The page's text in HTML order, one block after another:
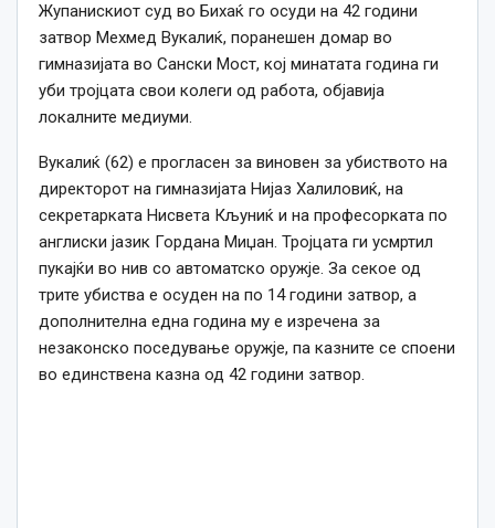
Жупанискиот суд во Бихаќ го осуди на 42 години
затвор Мехмед Вукалиќ, поранешен домар во
гимназијата во Сански Мост, кој минатата година ги
уби тројцата свои колеги од работа, објавија
локалните медиуми.
Вукалиќ (62) е прогласен за виновен за убиството на
директорот на гимназијата Нијаз Халиловиќ, на
секретарката Нисвета Кљуниќ и на професорката по
англиски јазик Гордана Миџан. Тројцата ги усмртил
пукајќи во нив со автоматско оружје. За секое од
трите убиства е осуден на по 14 години затвор, а
дополнителна една година му е изречена за
незаконско поседување оружје, па казните се споени
во единствена казна од 42 години затвор.